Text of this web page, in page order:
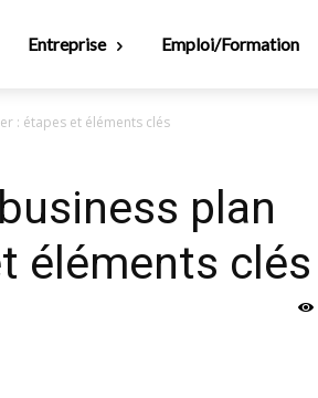
Entreprise Emploi/Formation
: étapes et éléments clés
plan
éléments clés